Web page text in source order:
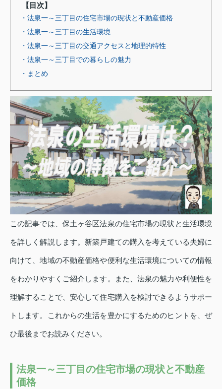
【目次】
・法泉一～三丁目の住宅市場の現状と不動産価格
・法泉一～三丁目の生活環境
・法泉一～三丁目の交通アクセスと地理的特性
・法泉一～三丁目での暮らしの魅力
・まとめ
この記事では、保土ヶ谷区法泉の住宅市場の現状と生活環境
を詳しく解説します。新築戸建ての購入を考えている夫婦に
向けて、地域の不動産価格や便利な生活環境についての情報
をわかりやすくご紹介します。また、法泉の魅力や利便性を
理解することで、安心して住宅購入を検討できるようサポー
トします。これからの生活を豊かにするためのヒントを、ぜ
ひ最後までお読みください。
法泉一～三丁目の住宅市場の現状と不動産
価格